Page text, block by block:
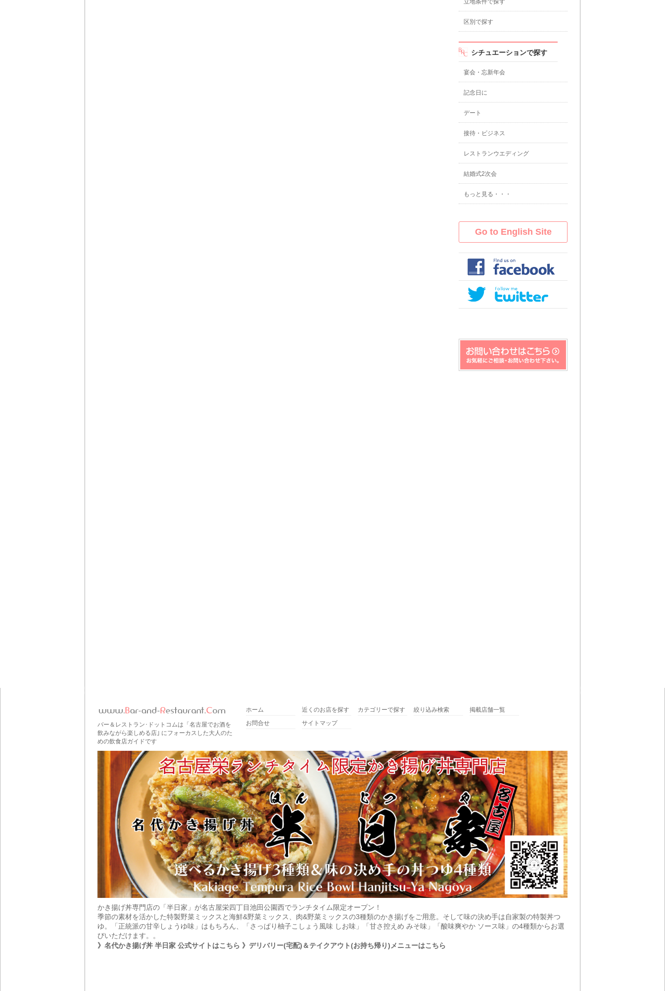
立地条件で探す
区別で探す
シチュエーションで探す
宴会・忘新年会
記念日に
デート
接待・ビジネス
レストランウエディング
結婚式2次会
もっと見る・・・
Go to English Site
バー＆レストラン･ドットコムは「名古屋でお酒を
飲みながら楽しめる店｣ にフォーカスした大人のた
めの飲食店ガイドです
ホーム 近くのお店を探す カテゴリーで探す 絞り込み検索
掲載店舗一覧
お問合せ
サイトマップ
かき揚げ丼専門店の「半日家」が名古屋栄四丁目池田公園西でランチタイム限定オープン！
季節の素材を活かした特製野菜ミックスと海鮮&野菜ミックス、肉&野菜ミックスの3種類のかき揚げをご用意。そして味の決め手は自家製の特製丼つ
ゆ。「正統派の甘辛しょうゆ味」はもちろん、「さっぱり柚子こしょう風味 しお味」「甘さ控えめ みそ味」「酸味爽やか ソース味」の4種類からお選
びいただけます。。
》名代かき揚げ丼 半日家 公式サイトはこちら 》デリバリー(宅配)＆テイクアウト(お持ち帰り)メニューはこちら